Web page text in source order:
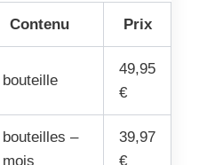
Contenu Prix
bouteille
49,95
€
bouteilles –
mois
39,97
€